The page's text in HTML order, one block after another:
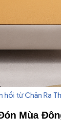
hồi từ Chăn Ra
Mùa